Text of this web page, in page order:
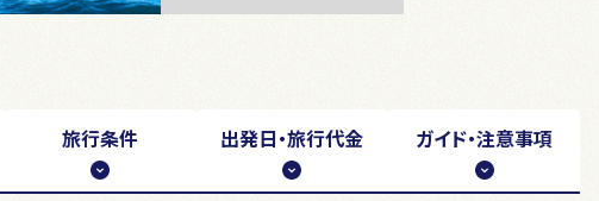
旅行条件 出発日・旅行代金 ガイド・注意事項